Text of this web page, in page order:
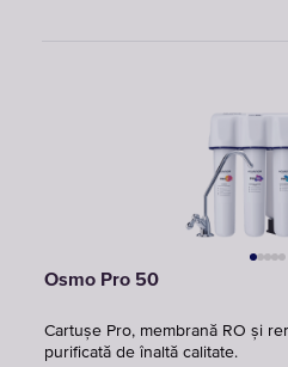
Osmo Pro 50
Cartușe Pro, membrană RO și
purificată de înaltă calitate.